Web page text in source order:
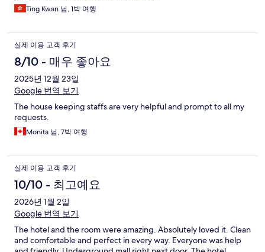
Ting Kwan 님, 1박 여행
실제 이용 고객 후기
8/10 - 매우 좋아요
2025년 12월 23일
Google 번역 보기
The house keeping staffs are very helpful and prompt to all my
requests.
Monita 님, 7박 여행
실제 이용 고객 후기
10/10 - 최고예요
2026년 1월 2일
Google 번역 보기
The hotel and the room were amazing. Absolutely loved it. Clean
and comfortable and perfect in every way. Everyone was help